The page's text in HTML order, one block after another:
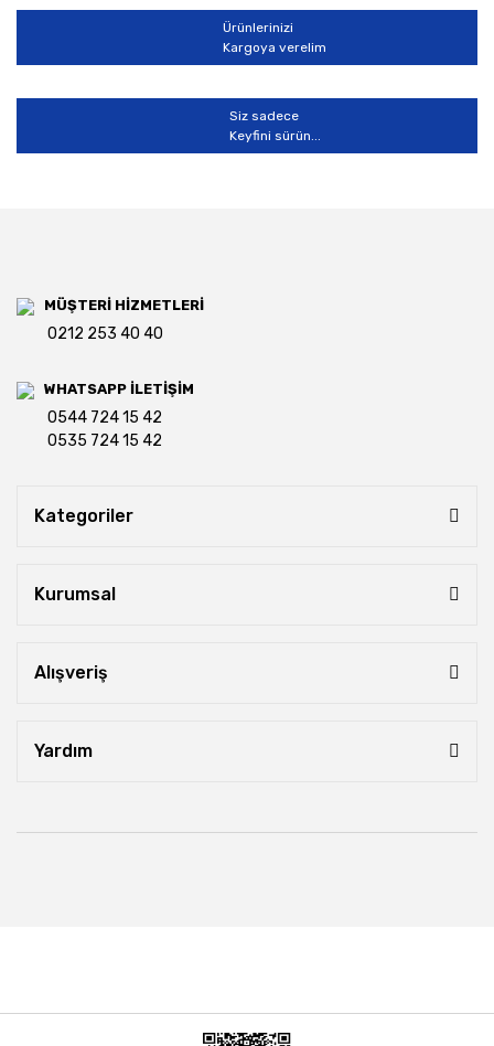
Ürünlerinizi
Kargoya verelim
Siz sadece
Keyfini sürün...
MÜŞTERİ HİZMETLERİ
0212 253 40 40
WHATSAPP İLETİŞİM
0544 724 15 42
0535 724 15 42
Kategoriler
Kurumsal
Alışveriş
Yardım